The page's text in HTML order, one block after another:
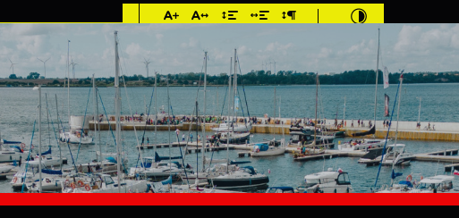
Imieniny: Sława,
Jakub, Stefan
MIESZKANIEC TURYSTYKA INWESTYCJE
na na modernizację nawierzchni drogi wewnętrznej- ul.